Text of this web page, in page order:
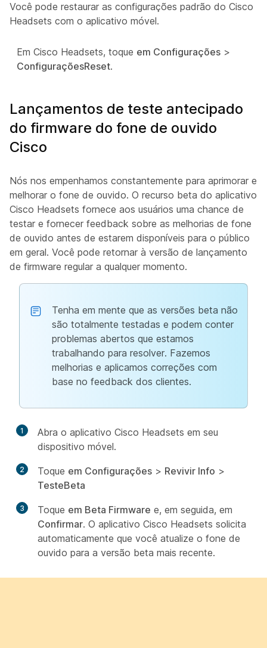
Você pode restaurar as configurações padrão do Cisco
Headsets com o aplicativo móvel.
Em Cisco Headsets, toque em Configurações >
ConfiguraçõesReset.
Lançamentos de teste antecipado
do firmware do fone de ouvido
Cisco
Nós nos empenhamos constantemente para aprimorar e
melhorar o fone de ouvido. O recurso beta do aplicativo
Cisco Headsets fornece aos usuários uma chance de
testar e fornecer feedback sobre as melhorias de fone
de ouvido antes de estarem disponíveis para o público
em geral. Você pode retornar à versão de lançamento
de firmware regular a qualquer momento.
Tenha em mente que as versões beta não
são totalmente testadas e podem conter
problemas abertos que estamos
trabalhando para resolver. Fazemos
melhorias e aplicamos correções com
base no feedback dos clientes.
1
Abra o aplicativo Cisco Headsets em seu
dispositivo móvel.
2 Toque em Configurações > Revivir Info >
TesteBeta
3 Toque em Beta Firmware e, em seguida, em
Confirmar. O aplicativo Cisco Headsets solicita
automaticamente que você atualize o fone de
ouvido para a versão beta mais recente.